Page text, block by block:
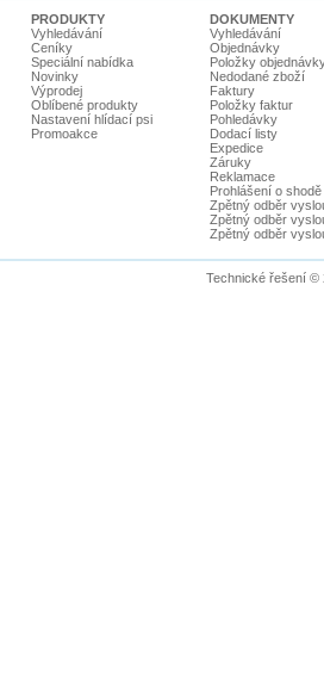
PRODUKTY
Vyhledávání
Ceníky
Speciální nabídka
Novinky
Výprodej
Oblíbené produkty
Nastavení hlídací psi
Promoakce
DOKUMENTY
Vyhledávání
Objednávky
Položky
Nedodané zboží
Faktury
Položky faktur
Pohledávky
Dodací listy
Expedice
Záruky
Reklamace
Prohlášení o shodě
Zpětný odběr
Zpětný odběr
Zpětný odběr
Technické řešení ©